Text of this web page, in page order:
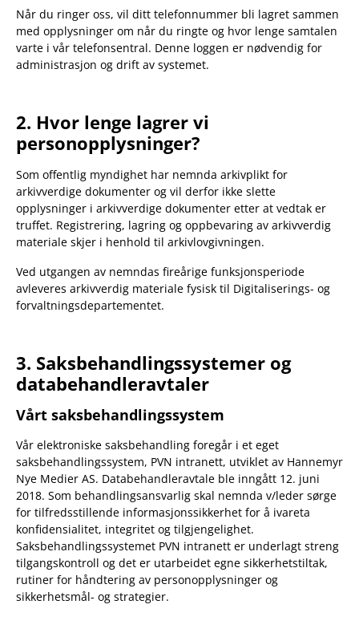
Når du ringer oss, vil ditt telefonnummer bli lagret sammen
med opplysninger om når du ringte og hvor lenge samtalen
varte i vår telefonsentral. Denne loggen er nødvendig for
administrasjon og drift av systemet.
2. Hvor lenge lagrer vi
personopplysninger?
Som offentlig myndighet har nemnda arkivplikt for
arkivverdige dokumenter og vil derfor ikke slette
opplysninger i arkivverdige dokumenter etter at vedtak er
truffet. Registrering, lagring og oppbevaring av arkivverdig
materiale skjer i henhold til arkivlovgivningen.
Ved utgangen av nemndas fireårige funksjonsperiode
avleveres arkivverdig materiale fysisk til Digitaliserings- og
forvaltningsdepartementet.
3. Saksbehandlingssystemer og
databehandleravtaler
Vårt saksbehandlingssystem
Vår elektroniske saksbehandling foregår i et eget
saksbehandlingssystem, PVN intranett, utviklet av Hannemyr
Nye Medier AS. Databehandleravtale ble inngått 12. juni
2018. Som behandlingsansvarlig skal nemnda v/leder sørge
for tilfredsstillende informasjonssikkerhet for å ivareta
konfidensialitet, integritet og tilgjengelighet.
Saksbehandlingssystemet PVN intranett er underlagt streng
tilgangskontroll og det er utarbeidet egne sikkerhetstiltak,
rutiner for håndtering av personopplysninger og
sikkerhetsmål- og strategier.